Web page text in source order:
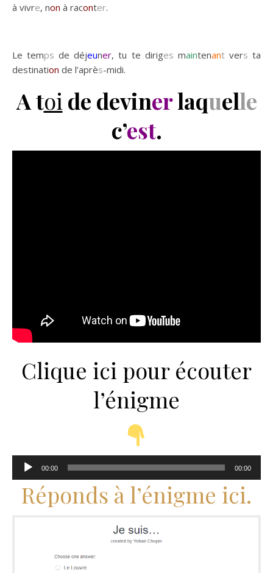
à vivre, non à raconter.
Le temps de déjeuner, tu te diriges maintenantvers ta
destination de l’après-midi.
A toi de devinerlaquelle
c’est.
Clique ici pour écouter
l’énigme
Lecteur
audio
00:00 00:00
Réponds à l’énigme ici.